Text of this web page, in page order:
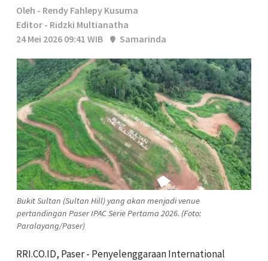
Oleh - Rendy Fahlepy Kusuma
Editor - Ridzki Multianatha
24 Mei 2026 09:41 WIB
Samarinda
Bukit Sultan (Sultan Hill) yang akan menjadi venue
pertandingan Paser IPAC Serie Pertama 2026. (Foto:
Paralayang/Paser)
RRI.CO.ID, Paser - Penyelenggaraan International